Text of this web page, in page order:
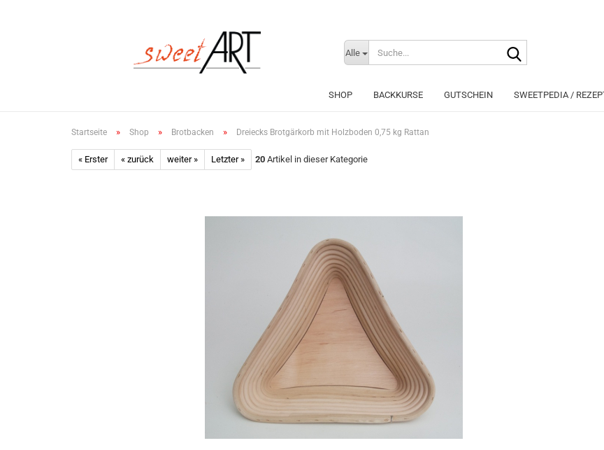
Alle
SHOP BACKKURSE GUTSCHEIN SWEETPEDIA /
Startseite » Shop » Brotbacken » Dreiecks Brotgärkorb mit Holzboden 0,75 kg Rattan
« Erster « zurück weiter » Letzter » 20 Artikel in dieser Kategorie